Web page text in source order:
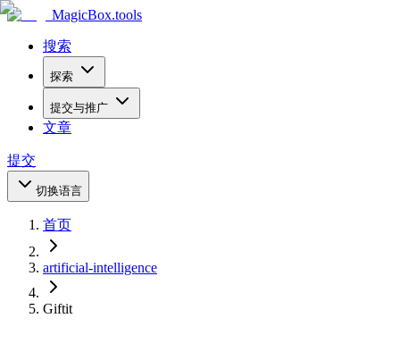
MagicBox.tools
搜索
探索
提交与推广
文章
提交
切换语言
首页
artificial-intelligence
Giftit